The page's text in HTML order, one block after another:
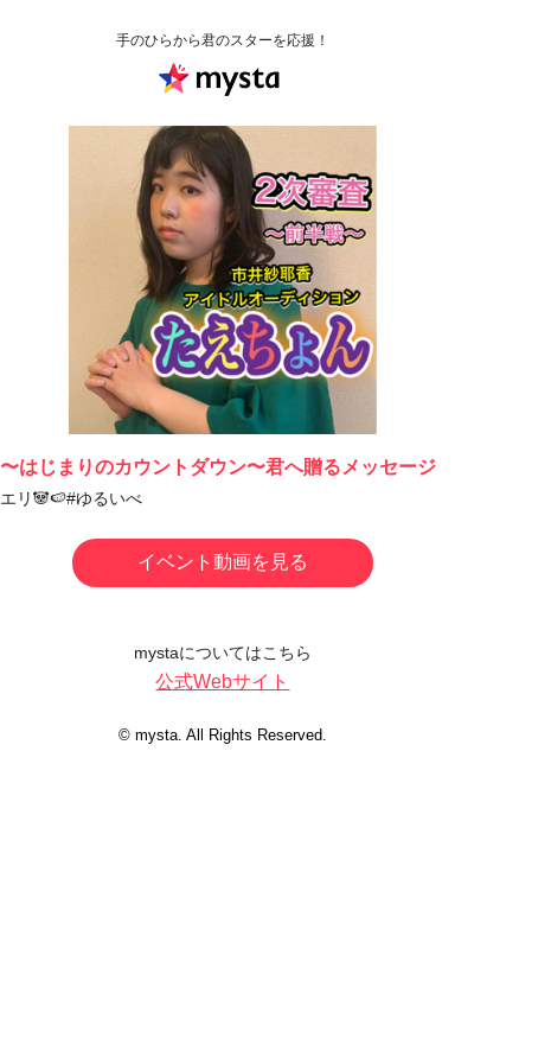
手のひらから君のスターを応援！
〜はじまりのカウントダウン〜君へ贈るメッセージ
エリ🐼🍉#ゆるいべ
イベント動画を見る
mystaについてはこちら
公式Webサイト
© mysta. All Rights Reserved.